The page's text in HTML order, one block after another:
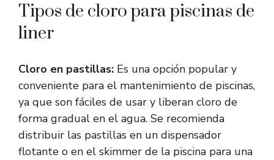
Tipos de cloro para piscinas de
liner
Cloro en pastillas: Es una opción popular y
conveniente para el mantenimiento de piscinas,
ya que son fáciles de usar y liberan cloro de
forma gradual en el agua. Se recomienda
distribuir las pastillas en un dispensador
flotante o en el skimmer de la piscina para una